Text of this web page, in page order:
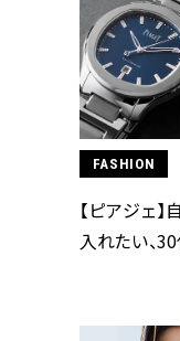
FASHION
【ピアジェ
入れたい、